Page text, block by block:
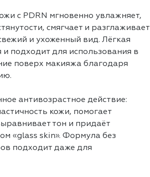
с PDRN мгновенно увлажняет,
смягчает и разглаживает
и ухоженный вид. Лёгкая
подходит для использования в
поверх макияжа благодаря
антивозрастное действие:
кожи, помогает
тон и придаёт
«glass skin». Формула без
подходит даже для